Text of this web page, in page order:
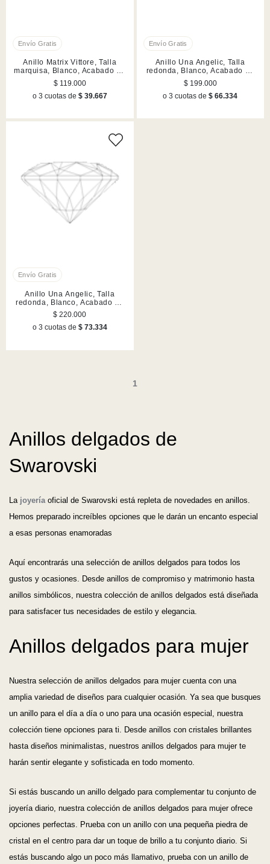
Anillo Matrix Vittore, Talla
marquisa, Blanco, Acabado en
tono oro rosa
$ 119.000
o 3 cuotas de $ 39.667
Anillo Una Angelic, Talla
redonda, Blanco, Acabado en
rodio
$ 199.000
o 3 cuotas de$ 66.334
Anillo Una Angelic, Talla
redonda, Blanco, Acabado en
tono oro rosa
$ 220.000
o 3 cuotas de $ 73.334
1
Anillos delgados de
Swarovski
La joyería oficial de Swarovski está repleta de novedades en anillos.
Hemos preparado increíbles opciones que le darán un encanto especial
a esas personas enamoradas
Aquí encontrarás una selección de anillos delgados para todos los
gustos y ocasiones. Desde anillos de compromiso y matrimonio hasta
anillos simbólicos, nuestra colección de anillos delgados está diseñada
para satisfacer tus necesidades de estilo y elegancia.
Anillos delgados para mujer
Nuestra selección de anillos delgados para mujer cuenta con una
amplia variedad de diseños para cualquier ocasión. Ya sea que busques
un anillo para el día a día o uno para una ocasión especial, nuestra
colección tiene opciones para ti. Desde anillos con cristales brillantes
hasta diseños minimalistas, nuestros anillos delgados para mujer te
harán sentir elegante y sofisticada en todo momento.
Si estás buscando un anillo delgado para complementar tu conjunto de
joyería diario, nuestra colección de anillos delgados para mujer ofrece
opciones perfectas. Prueba con un anillo con una pequeña piedra de
cristal en el centro para dar un toque de brillo a tu conjunto diario. Si
estás buscando algo un poco más llamativo, prueba con un anillo de